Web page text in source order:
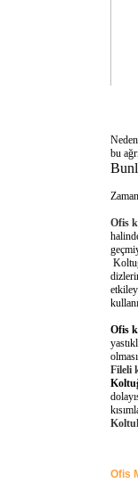
bu
Ofis
Ofis
Fileli
Ofis